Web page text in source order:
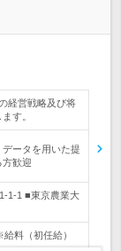
経営戦略及び将
す。
データを用いた提
歓迎
1-1 ■東京農業大
料（初任給）